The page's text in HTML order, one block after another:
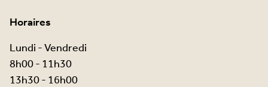
Horaires
Lundi - Vendredi
8h00 - 11h30
13h30 - 16h00